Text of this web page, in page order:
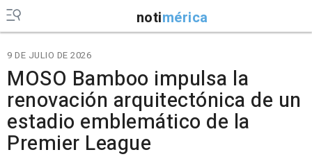
notimérica
9 DE JULIO DE 2026
MOSO Bamboo impulsa la
renovación arquitectónica de un
estadio emblemático de la
Premier League